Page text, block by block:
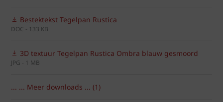
Bestektekst Tegelpan Rustica
DOC - 133 KB
3D textuur Tegelpan Rustica Ombra blauw gesmoord
JPG - 1 MB
... ... Meer downloads ... (1)